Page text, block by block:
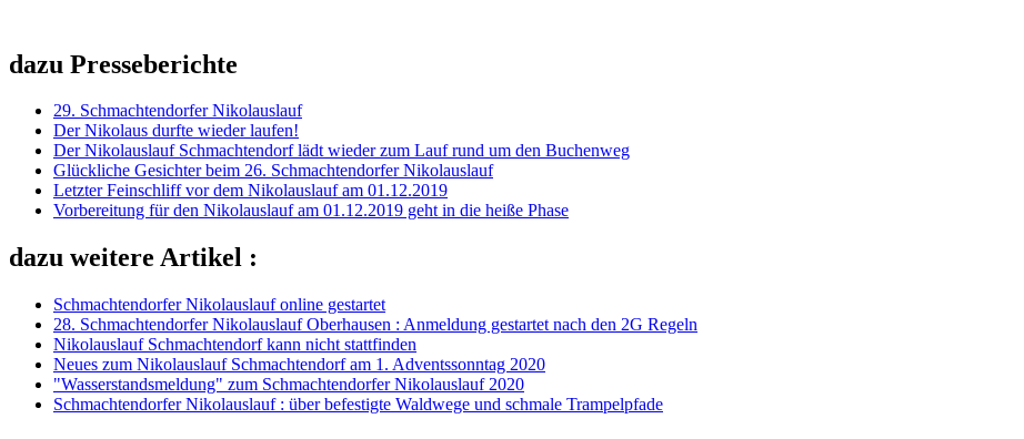
dazu Presseberichte
29. Schmachtendorfer Nikolauslauf
Der Nikolaus durfte wieder laufen!
Der Nikolauslauf Schmachtendorf lädt wieder zum Lauf rund um den Buchenweg
Glückliche Gesichter beim 26. Schmachtendorfer Nikolauslauf
Letzter Feinschliff vor dem Nikolauslauf am 01.12.2019
Vorbereitung für den Nikolauslauf am 01.12.2019 geht in die heiße Phase
dazu weitere Artikel :
Schmachtendorfer Nikolauslauf online gestartet
28. Schmachtendorfer Nikolauslauf Oberhausen : Anmeldung gestartet nach den 2G Regeln
Nikolauslauf Schmachtendorf kann nicht stattfinden
Neues zum Nikolauslauf Schmachtendorf am 1. Adventssonntag 2020
"Wasserstandsmeldung" zum Schmachtendorfer Nikolauslauf 2020
Schmachtendorfer Nikolauslauf : über befestigte Waldwege und schmale Trampelpfade